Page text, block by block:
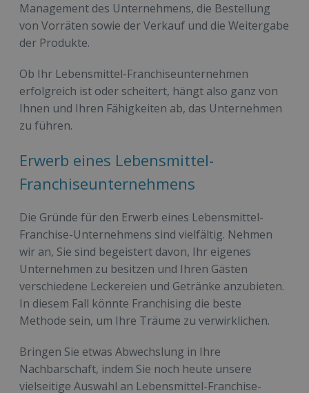
Management des Unternehmens, die Bestellung
von Vorräten sowie der Verkauf und die Weitergabe
der Produkte.
Ob Ihr Lebensmittel-Franchiseunternehmen
erfolgreich ist oder scheitert, hängt also ganz von
Ihnen und Ihren Fähigkeiten ab, das Unternehmen
zu führen.
Erwerb eines Lebensmittel-
Franchiseunternehmens
Die Gründe für den Erwerb eines Lebensmittel-
Franchise-Unternehmens sind vielfältig. Nehmen
wir an, Sie sind begeistert davon, Ihr eigenes
Unternehmen zu besitzen und Ihren Gästen
verschiedene Leckereien und Getränke anzubieten.
In diesem Fall könnte Franchising die beste
Methode sein, um Ihre Träume zu verwirklichen.
Bringen Sie etwas Abwechslung in Ihre
Nachbarschaft, indem Sie noch heute unsere
vielseitige Auswahl an Lebensmittel-Franchise-